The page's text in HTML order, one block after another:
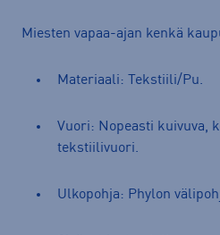
Miesten vapaa-ajan kenkä
Materiaali: Tekstiili/Pu.
Vuori: Nopeasti kuivuva,
tekstiilivuori.
Ulkopohja: Phylon